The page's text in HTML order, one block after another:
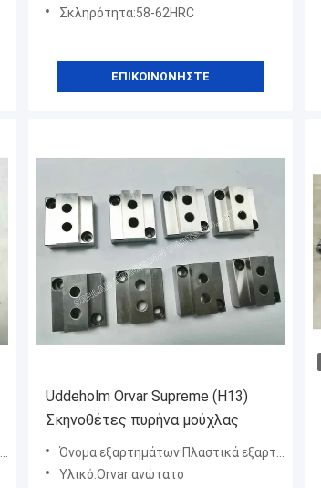
Σκληρότητα:58-62HRC
ΕΠΙΚΟΙΝΩΝΉΣΤΕ
Uddeholm Orvar Supreme (H13)
Σκηνοθέτες πυρήνα μούχλας
Όνομα εξαρτημάτων:Πλαστικά εξαρτήματα καλουπιού
Υλικό:Orvar ανώτατο